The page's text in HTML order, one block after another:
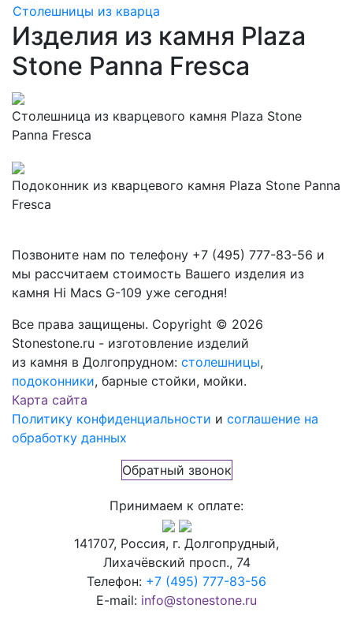
Столешницы из кварца
Изделия из камня Plaza
Stone Panna Fresca
Столешница из кварцевого камня Plaza Stone
Panna Fresca
Подоконник из кварцевого камня Plaza Stone Panna
Fresca
Позвоните нам по телефону +7 (495) 777-83-56 и
мы рассчитаем стоимость Вашего изделия из
камня Hi Macs G-109 уже сегодня!
Все права защищены. Copyright © 2026
Stonestone.ru - изготовление изделий
из камня в Долгопрудном: столешницы,
подоконники, барные стойки, мойки.
Карта сайта
Политику конфиденциальности и соглашение на
обработку данных
Обратный звонок
Принимаем к оплате:
141707, Россия, г. Долгопрудный,
Лихачёвский просп., 74
Телефон: +7 (495) 777-83-56
E-mail: info@stonestone.ru